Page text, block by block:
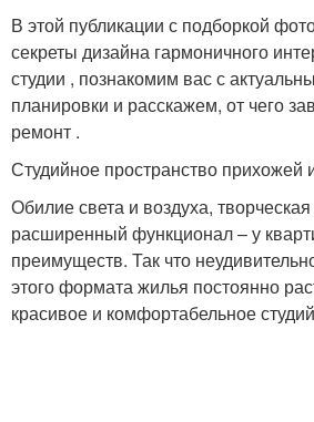
В этой публикации с подборкой
секреты дизайна гармоничного
студии , познакомим вас с
планировки и расскажем, от чего
ремонт .
Студийное пространство прихожей
Обилие света и воздуха,
расширенный функционал – у
преимуществ. Так что
этого формата жилья постоянно
красивое и комфортабельное